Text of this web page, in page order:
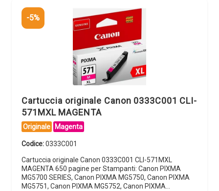
-5%
Cartuccia originale Canon 0333C001 CLI-
571MXL MAGENTA
Originale Magenta
Codice:0333C001
Cartuccia originale Canon 0333C001 CLI-571MXL
MAGENTA 650 pagine per Stampanti: Canon PIXMA
MG5700 SERIES, Canon PIXMA MG5750, Canon PIXMA
MG5751, Canon PIXMA MG5752, Canon PIXMA…